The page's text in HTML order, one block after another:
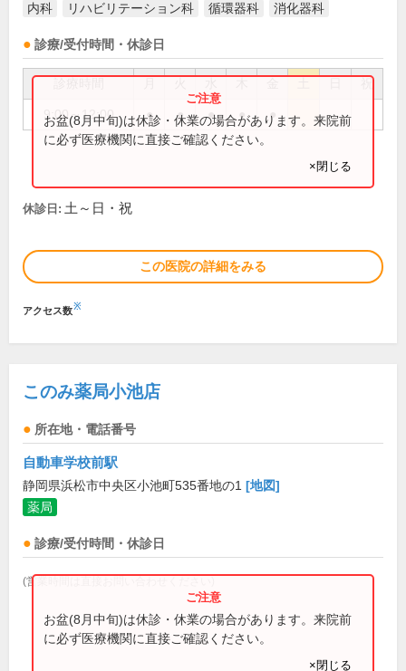
内科 リハビリテーション科 循環器科 消化器科
診療/受付時間・休診日
祝
9:00～12:00 ● ● ● ● ●
お盆(8月中旬)は休診・休業の場合があります。来院前
に必ず医療機関に直接ご確認ください。
×閉じる
休診日: 土～日・祝
この医院の詳細をみる
アクセス数※
このみ薬局小池店
所在地・電話番号
自動車学校前駅
静岡県浜松市中央区小池町535番地の1 [地図]
薬局
診療/受付時間・休診日
(営業時間は直接お問い合わせください)
お盆(8月中旬)は休診・休業の場合があります。来院前
に必ず医療機関に直接ご確認ください。
×閉じる